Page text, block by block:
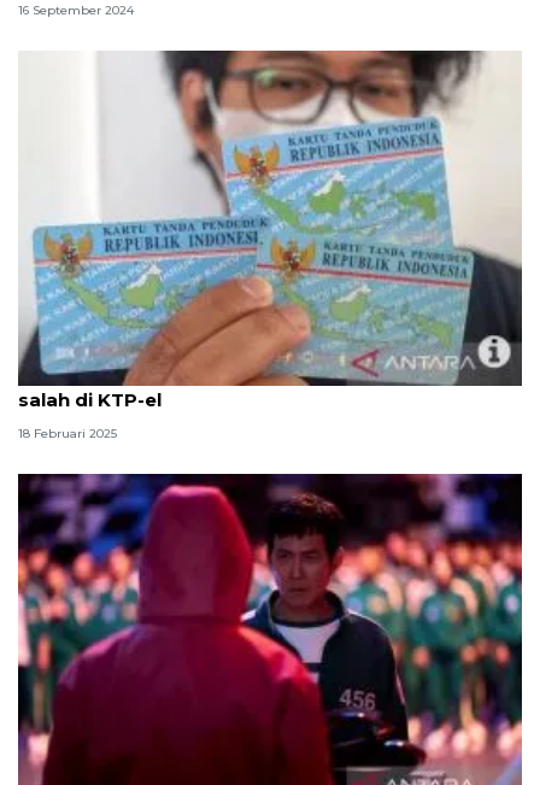
16 September 2024
Tidak perlu sidang, begini cara betulkan nama yang
salah di KTP-el
18 Februari 2025